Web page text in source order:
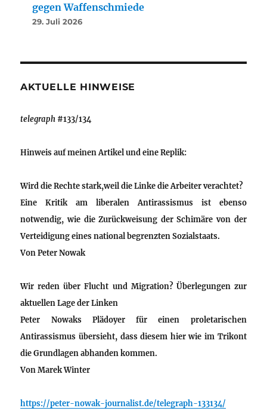
gegen Waffenschmiede
29. Juli 2026
AKTUELLE HINWEISE
telegraph #133/134
Hinweis auf meinen Artikel und eine Replik:
Wird die Rechte stark,weil die Linke die Arbeiter verachtet?
Eine Kritik am liberalen Antirassismus ist ebenso
notwendig, wie die Zurückweisung der Schimäre von der
Verteidigung eines national begrenzten Sozialstaats.
VonPeter Nowak
Wir reden über Flucht und Migration? Überlegungen zur
aktuellen Lage der Linken
Peter Nowaks Plädoyer für einen proletarischen
Antirassismus übersieht, dass diesem hier wie im Trikont
die Grundlagen abhanden kommen.
VonMarek Winter
https://peter-nowak-journalist.de/telegraph-133134/